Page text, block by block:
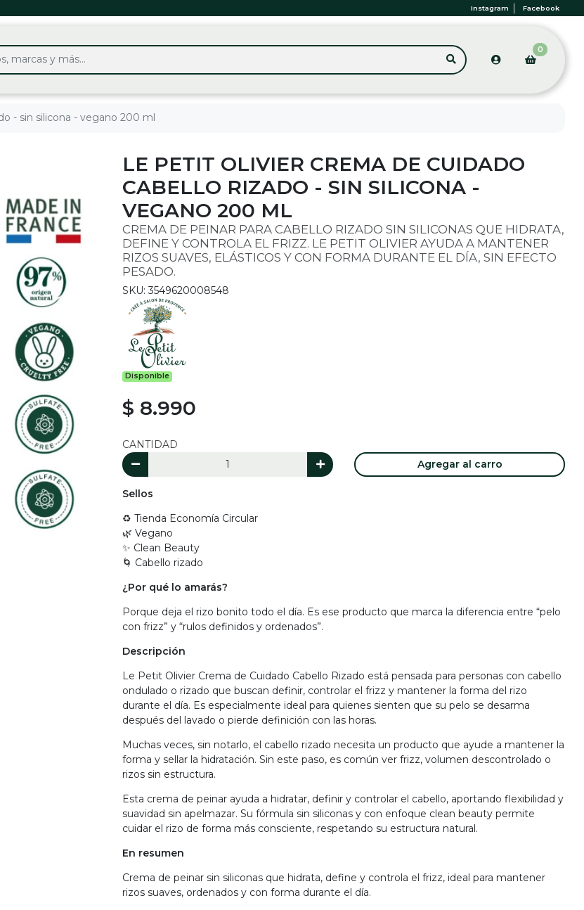
Instagram Facebook
0
- sin silicona - vegano 200 ml
LE PETIT OLIVIER CREMA DE CUIDADO
CABELLO RIZADO - SIN SILICONA -
VEGANO 200 ML
CREMA DE PEINAR PARA CABELLO RIZADO SIN SILICONAS QUE HIDRATA,
DEFINE Y CONTROLA EL FRIZZ. LE PETIT OLIVIER AYUDA A MANTENER
RIZOS SUAVES, ELÁSTICOS Y CON FORMA DURANTE EL DÍA, SIN EFECTO
PESADO.
SKU: 3549620008548
Disponible
$ 8.990
CANTIDAD
Agregar al carro
Sellos
♻️ Tienda Economía Circular
🌿 Vegano
✨ Clean Beauty
🌀 Cabello rizado
¿Por qué lo amarás?
Porque deja el rizo bonito todo el día. Es ese producto que marca la diferencia entre “pelo
con frizz” y “rulos definidos y ordenados”.
Descripción
Le Petit Olivier Crema de Cuidado Cabello Rizado está pensada para personas con cabello
ondulado o rizado que buscan definir, controlar el frizz y mantener la forma del rizo
durante el día. Es especialmente ideal para quienes sienten que su pelo se desarma
después del lavado o pierde definición con las horas.
Muchas veces, sin notarlo, el cabello rizado necesita un producto que ayude a mantener la
forma y sellar la hidratación. Sin este paso, es común ver frizz, volumen descontrolado o
rizos sin estructura.
Esta crema de peinar ayuda a hidratar, definir y controlar el cabello, aportando flexibilidad y
suavidad sin apelmazar. Su fórmula sin siliconas y con enfoque clean beauty permite
cuidar el rizo de forma más consciente, respetando su estructura natural.
En resumen
Crema de peinar sin siliconas que hidrata, define y controla el frizz, ideal para mantener
rizos suaves, ordenados y con forma durante el día.